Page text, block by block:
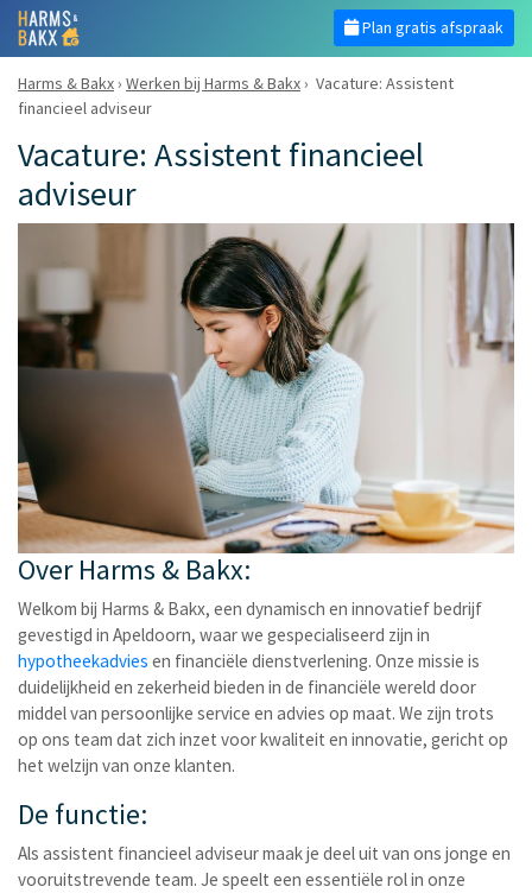
Plan gratis afspraak
Harms & Bakx› Werken bij Harms & Bakx› Vacature: Assistent
financieel adviseur
Vacature: Assistent financieel
adviseur
Over Harms & Bakx:
Welkom bij Harms & Bakx, een dynamisch en innovatief bedrijf
gevestigd in Apeldoorn, waar we gespecialiseerd zijn in
hypotheekadvies en financiële dienstverlening. Onze missie is
duidelijkheid en zekerheid bieden in de financiële wereld door
middel van persoonlijke service en advies op maat. We zijn trots
op ons team dat zich inzet voor kwaliteit en innovatie, gericht op
het welzijn van onze klanten.
De functie:
Als assistent financieel adviseur maak je deel uit van ons jonge en
vooruitstrevende team. Je speelt een essentiële rol in onze